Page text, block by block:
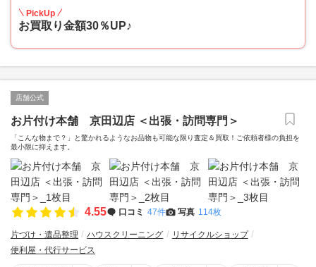
PickUp
お買取り金額30％UP♪
店舗公式
お片付け本舗 京田辺店 ＜出張・訪問専門＞
「こんな物まで？」と驚かれるようなお品物も可能な限り査定＆買取！ご依頼者様の負担を
最小限に抑えます。
4.55 口コミ 47件 写真 114枚
片づけ・遺品整理 ハウスクリーニング
リサイクルショップ
便利屋・代行サービス